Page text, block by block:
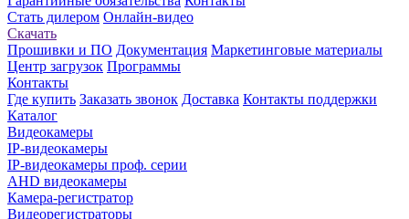
Стать дилером Онлайн-видео
Скачать
Прошивки и ПО Документация Маркетинговые материалы
Центр загрузок Программы
Контакты
Где купить Заказать звонок Доставка Контакты поддержки
Каталог
Видеокамеры
IP-видеокамеры
IP-видеокамеры проф. серии
AHD видеокамеры
Камера-регистратор
Видеорегистраторы